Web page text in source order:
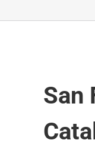
San